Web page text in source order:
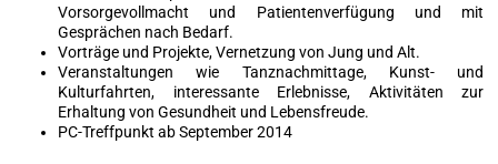
Vorsorgevollmacht und Patientenverfügung und mit
Gesprächen nach Bedarf.
Vorträge und Projekte, Vernetzung von Jung und Alt.
Veranstaltungen wie Tanznachmittage, Kunst- und
Kulturfahrten, interessante Erlebnisse, Aktivitäten zur
Erhaltung von Gesundheit und Lebensfreude.
PC-Treffpunkt ab September 2014